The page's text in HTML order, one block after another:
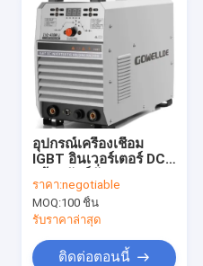
อุปกรณ์เครื่องเชื่อม
IGBT อินเวอร์เตอร์ DC
ควบคุมระยะไกล
AC380V เครื่องเชื่อม
TIG ที่ใช้อินเวอร์เตอร์
ราคา:negotiable
MOQ:100 ชิ้น
รับราคาล่าสุด
ติดต่อตอนนี้